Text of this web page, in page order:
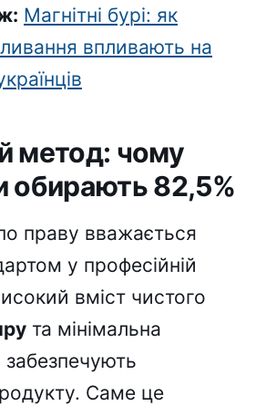
Магнітні бурі: як
впливають на
метод: чому
обирають 82,5%
праву вважається
у професійній
вміст чистого
та мінімальна
забезпечують
Саме це